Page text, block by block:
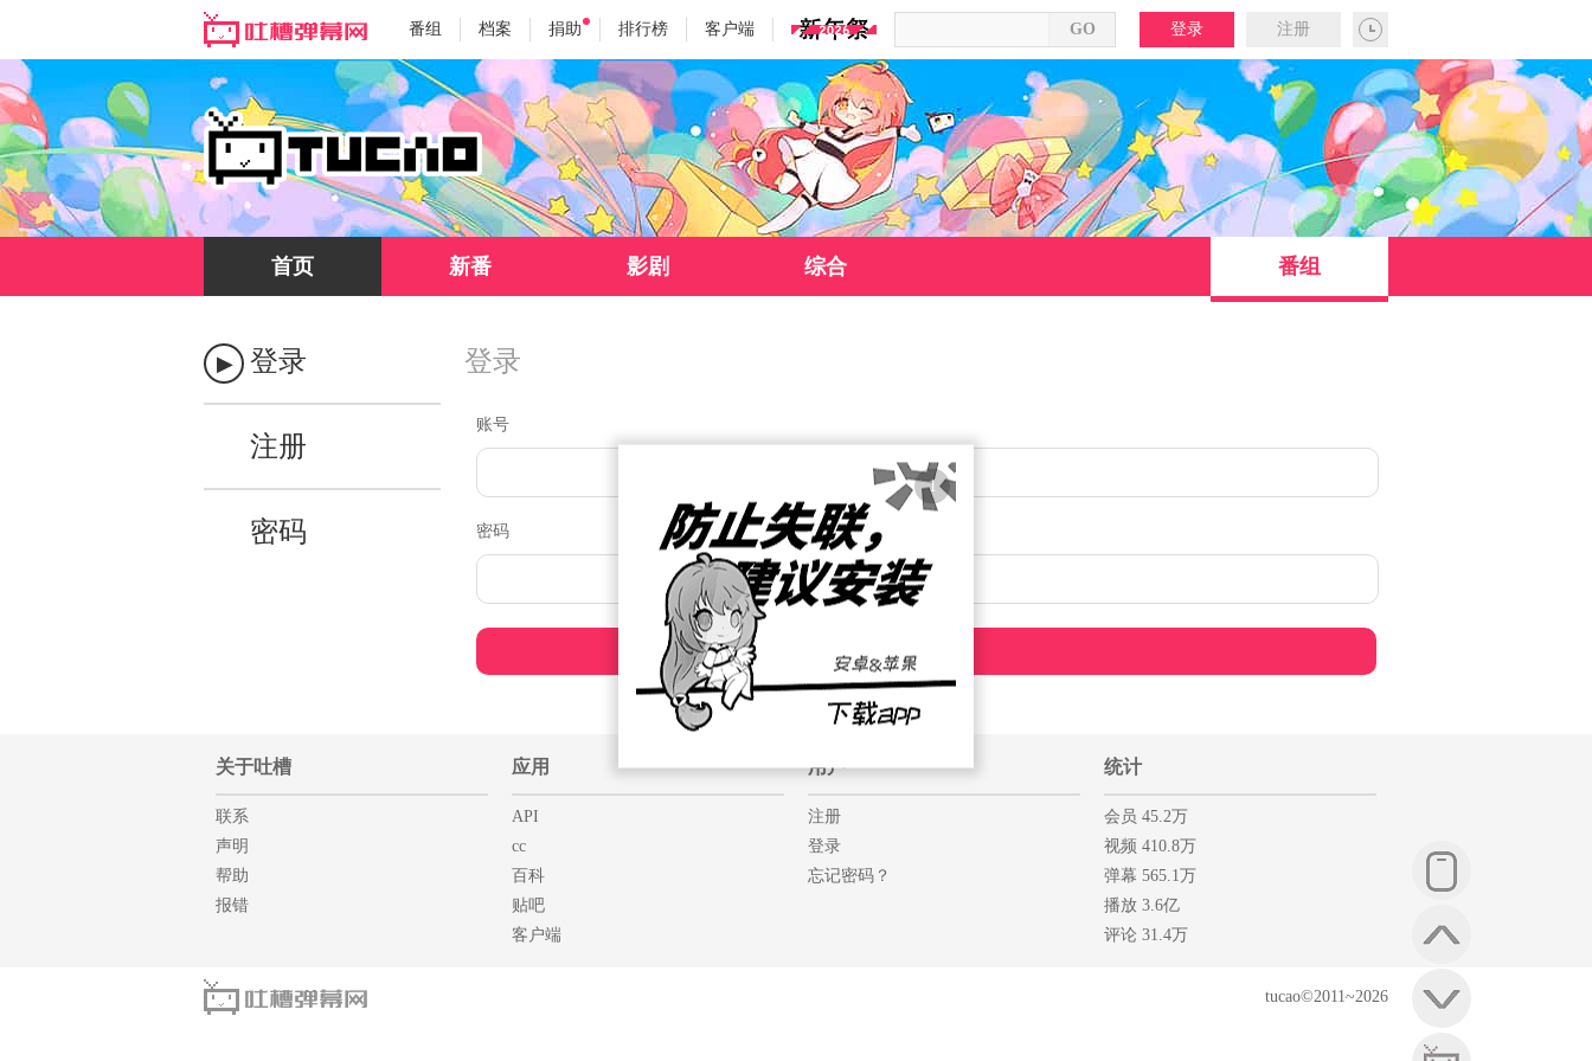
番组 档案 捐助 排行榜 客户端 注册
登录
首页 新番 影剧 综合 番组
登录
注册
密码
登录
账号
密码
关于吐槽
联系
声明
帮助
报错
应用
API
cc
百科
贴吧
客户端
用户
注册
登录
忘记密码？
统计
会员 45.2万
视频 410.8万
弹幕 565.1万
播放 3.6亿
评论 31.4万
1
tucao©2011~2026